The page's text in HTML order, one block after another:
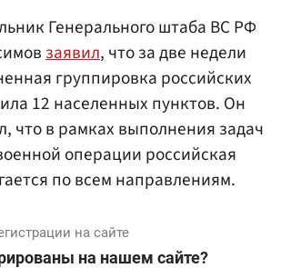
Генерального штаба ВС РФ
заявил, что за две недели
группировка российских
12 населенных пунктов. Он
что в рамках выполнения задач
операции российская
по всем направлениям.